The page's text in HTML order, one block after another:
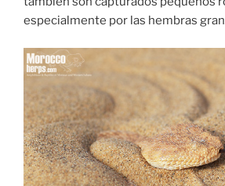
especialmente por las hembras